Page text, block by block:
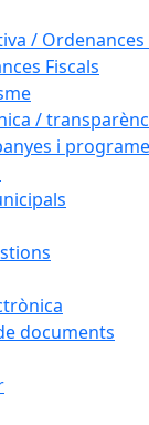
/ Ordenances
Fiscals
/
i
documents